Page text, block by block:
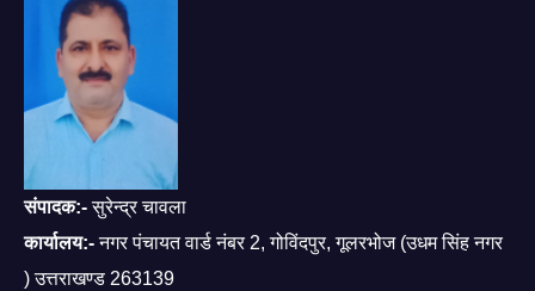
संपादक:-सुरेन्द्र चावला
कार्यालय:-नगर पंचायत वार्ड नंबर 2, गोविंदपुर, गूलरभोज (उधम सिंह नगर
) उत्तराखण्ड 263139